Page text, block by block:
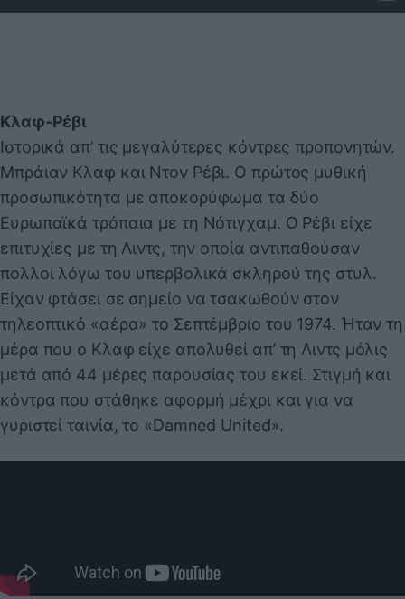
Κλαφ-Ρέβι
Ιστορικά απ’ τις μεγαλύτερες κόντρες προπονητών.
Μπράιαν Κλαφ και Ντον Ρέβι. Ο πρώτος μυθική
προσωπικότητα με αποκορύφωμα τα δύο
Ευρωπαϊκά τρόπαια με τη Νότιγχαμ. Ο Ρέβι είχε
επιτυχίες με τη Λιντς, την οποία αντιπαθούσαν
πολλοί λόγω του υπερβολικά σκληρού της στυλ.
Είχαν φτάσει σε σημείο να τσακωθούν στον
τηλεοπτικό «αέρα» το Σεπτέμβριο του 1974. Ήταν τη
μέρα που ο Κλαφ είχε απολυθεί απ’ τη Λιντς μόλις
μετά από 44 μέρες παρουσίας του εκεί. Στιγμή και
κόντρα που στάθηκε αφορμή μέχρι και για να
γυριστεί ταινία, το «Damned United».